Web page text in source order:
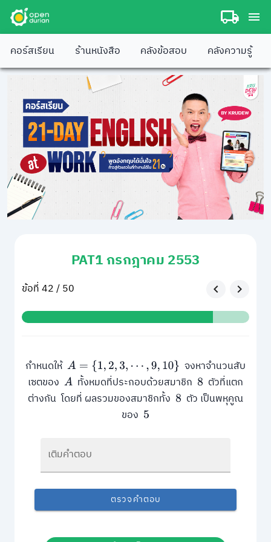
คอร์สเรียน ร้านหนังสือ คลังข้อสอบ คลังความรู้
PAT1 กรกฎาคม 2553
ข้อที่ 42 / 50
กำหนดให้A= {1 2,3,⋯,9, 10 }
จงหาจำนวนสับ
เซตของA ทั้งหมดที่ประกอบด้วยสมาชิก 8 ตัวที่แตก
ต่างกัน โดยที่ ผลรวมของสมาชิกทั้ง 8 ตัว เป็นพหุคูณ
ของ 5
เติมคำตอบ
ตรวจคำตอบ